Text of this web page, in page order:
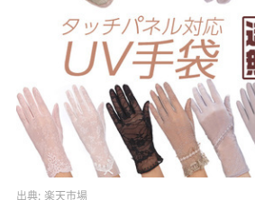
出典: 楽天市場